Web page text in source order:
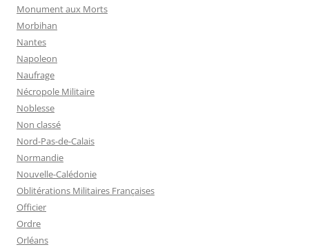
Monument aux Morts
Morbihan
Nantes
Napoleon
Naufrage
Nécropole Militaire
Noblesse
Non classé
Nord-Pas-de-Calais
Normandie
Nouvelle-Calédonie
Oblitérations Militaires Françaises
Officier
Ordre
Orléans